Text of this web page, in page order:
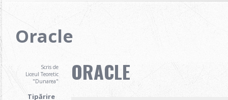
Oracle
Scris de
Liceul Teoretic
"Dunarea"
Tipărire
ORACLE